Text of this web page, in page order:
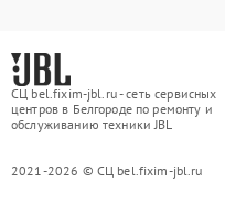
СЦ bel.fixim-jbl.ru - сеть сервисных
центров в Белгороде по ремонту и
обслуживанию техники JBL
2021-2026 © СЦ bel.fixim-jbl.ru